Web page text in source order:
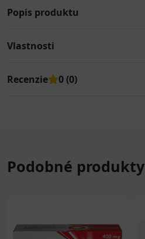
Popis produktu
Vlastnosti
Recenzie 0 (0)
Podobné produkty